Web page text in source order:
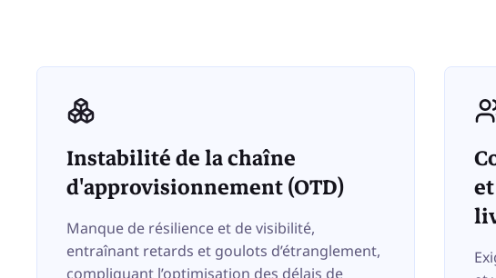
Instabilité de la chaîne
d'approvisionnement (OTD)
Manque de résilience et de visibilité,
entraînant retards et goulots d’étranglement,
compliquant l’optimisation des délais de